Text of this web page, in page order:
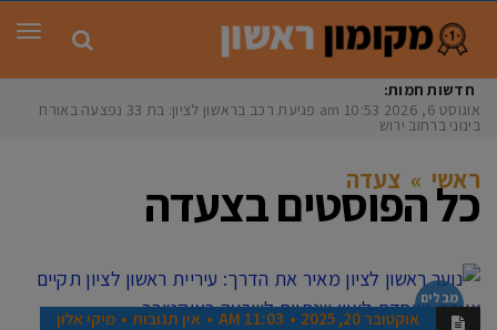
חדשות חמות:
אוגוסט 6, 2026
10:53 am פגיעת רכב בראשון לציון: בת 33 נפצעה באורח
בינוני ברחוב ירושלי
ראשי » צעדה
כל הפוסטים בצעדה
מבלים
בראשון אוקטובר 20, 2025 11:03 AM אין תגובות מיקי אלון